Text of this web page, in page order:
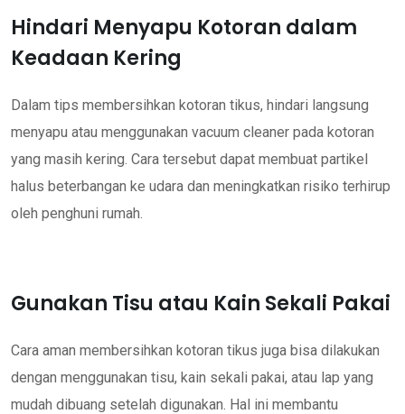
Hindari Menyapu Kotoran dalam
Keadaan Kering
Dalam tips membersihkan kotoran tikus, hindari langsung
menyapu atau menggunakan vacuum cleaner pada kotoran
yang masih kering. Cara tersebut dapat membuat partikel
halus beterbangan ke udara dan meningkatkan risiko terhirup
oleh penghuni rumah.
Gunakan Tisu atau Kain Sekali Pakai
Cara aman membersihkan kotoran tikus juga bisa dilakukan
dengan menggunakan tisu, kain sekali pakai, atau lap yang
mudah dibuang setelah digunakan. Hal ini membantu